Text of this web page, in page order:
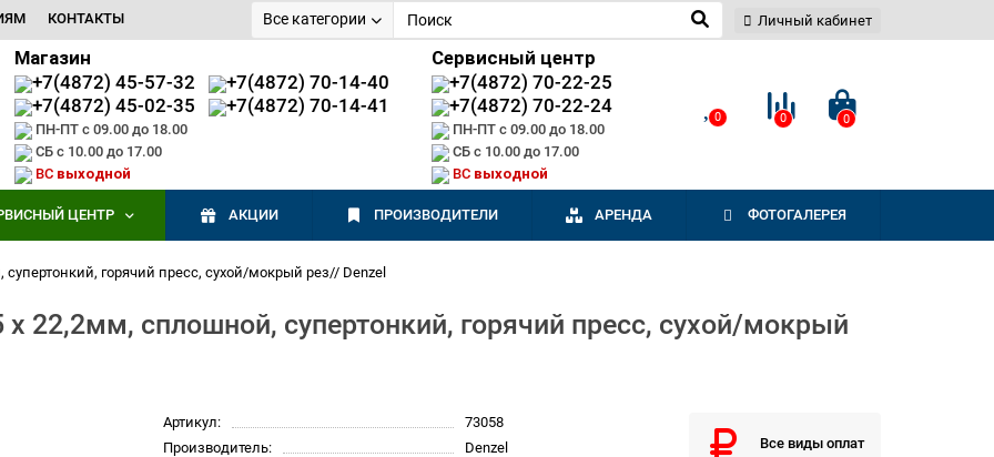
КОНТАКТЫ Все категории Личный кабинет
Магазин
+7(4872) 45-57-32
+7(4872) 70-14-40
+7(4872) 45-02-35
+7(4872) 70-14-41
ПН-ПТ с 09.00 до 18.00
СБ с 10.00 до 17.00
ВС выходной
Сервисный центр
+7(4872) 70-22-25
+7(4872) 70-22-24
ПН-ПТ с 09.00 до 18.00
СБ с 10.00 до 17.00
ВС выходной
0 0 0
ЦЕНТР АКЦИИ ПРОИЗВОДИТЕЛИ АРЕНДА ФОТОГАЛЕРЕЯ
горячий пресс, сухой/мокрый рез// Denzel
22,2мм, сплошной, супертонкий, горячий пресс, сухой/мокрый
Артикул:
73058
Производитель:
Denzel Все виды оплат